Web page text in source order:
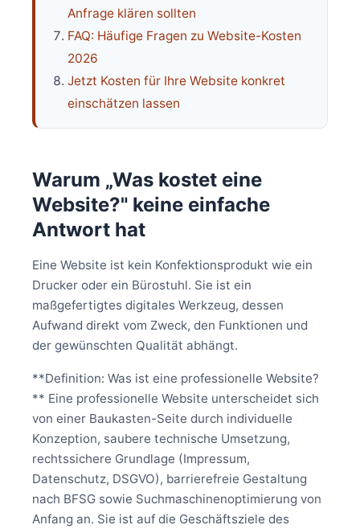
Anfrage klären sollten
FAQ: Häufige Fragen zu Website-Kosten
2026
Jetzt Kosten für Ihre Website konkret
einschätzen lassen
Warum „Was kostet eine
Website?" keine einfache
Antwort hat
Eine Website ist kein Konfektionsprodukt wie ein
Drucker oder ein Bürostuhl. Sie ist ein
maßgefertigtes digitales Werkzeug, dessen
Aufwand direkt vom Zweck, den Funktionen und
der gewünschten Qualität abhängt.
**Definition: Was ist eine professionelle Website?
** Eine professionelle Website unterscheidet sich
von einer Baukasten-Seite durch individuelle
Konzeption, saubere technische Umsetzung,
rechtssichere Grundlage (Impressum,
Datenschutz, DSGVO), barrierefreie Gestaltung
nach BFSG sowie Suchmaschinenoptimierung von
Anfang an. Sie ist auf die Geschäftsziele des